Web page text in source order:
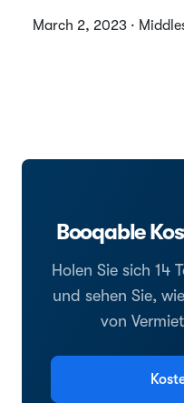
March 2, 2023 ·
Booqable
Holen Sie sich 14
und sehen Sie,
von